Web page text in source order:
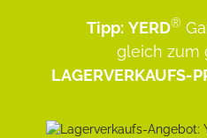
Tipp: YERD®
gleich zum
LAGERVERKAUFS-